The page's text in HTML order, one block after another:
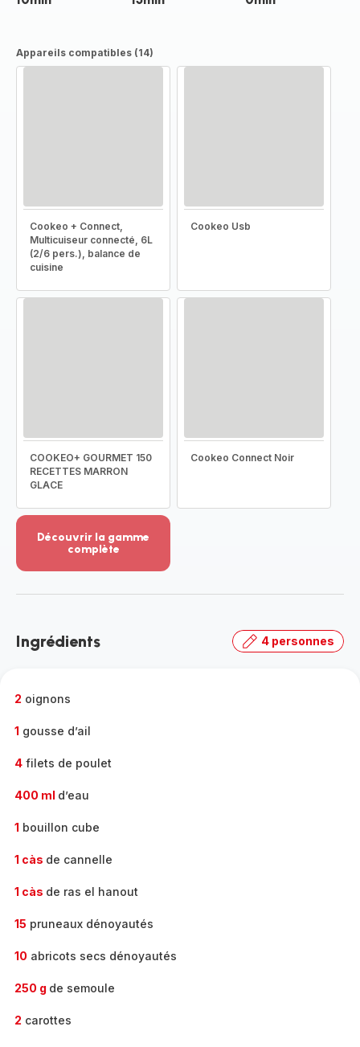
Appareils compatibles (14)
Cookeo + Connect,
Multicuiseur connecté, 6L
(2/6 pers.), balance de
cuisine
Cookeo Usb
COOKEO+ GOURMET 150
RECETTES MARRON
GLACE
Cookeo Connect Noir
Découvrir la gamme
complète
-
gamme
Ingrédients 4 personnes
2 oignons
1 gousse d’ail
4 filets de poulet
400 ml d’eau
1 bouillon cube
1 càs de cannelle
1 càs de ras el hanout
15 pruneaux dénoyautés
10 abricots secs dénoyautés
250 g de semoule
2 carottes